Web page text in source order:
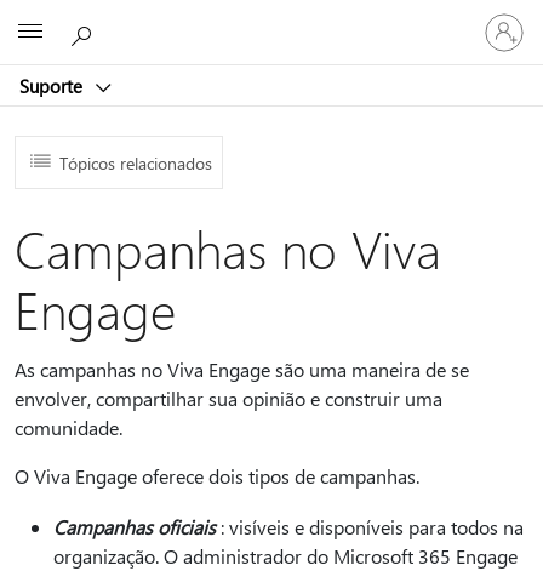
Suporte
Entre
em
sua
Tópicos relacionados
Campanhas no Viva
Engage
As campanhas no Viva Engage são uma maneira de se
envolver, compartilhar sua opinião e construir uma
comunidade.
O Viva Engage oferece dois tipos de campanhas.
Campanhas oficiais: visíveis e disponíveis para todos na
organização. O administrador do Microsoft 365 Engage